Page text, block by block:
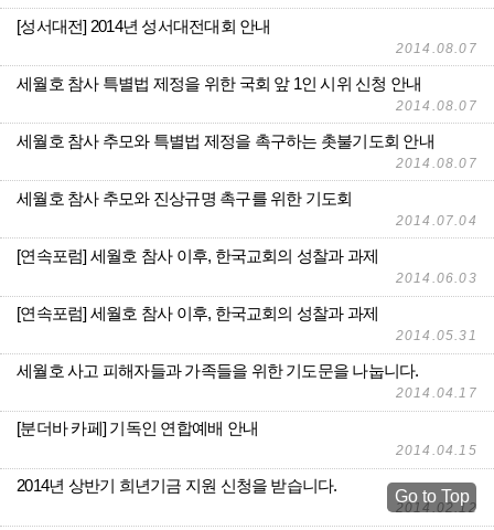
[성서대전] 2014년 성서대전대회 안내
2014.08.07
세월호 참사 특별법 제정을 위한 국회 앞 1인 시위 신청 안내
2014.08.07
세월호 참사 추모와 특별법 제정을 촉구하는 촛불기도회 안내
2014.08.07
세월호 참사 추모와 진상규명 촉구를 위한 기도회
2014.07.04
[연속포럼] 세월호 참사 이후, 한국교회의 성찰과 과제
2014.06.03
[연속포럼] 세월호 참사 이후, 한국교회의 성찰과 과제
2014.05.31
세월호 사고 피해자들과 가족들을 위한 기도문을 나눕니다.
2014.04.17
[분더바 카페] 기독인 연합예배 안내
2014.04.15
2014년 상반기 희년기금 지원 신청을 받습니다.
2014.02.12
Go to Top